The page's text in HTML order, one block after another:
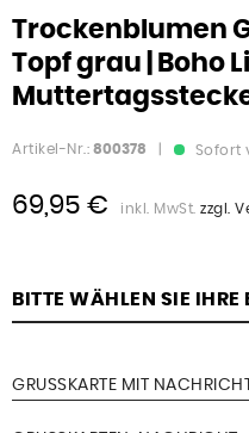
Trockenblumen
Topf grau | Boho
Artikel-Nr.: 800378 Sofort
69,95 € inkl. MwSt. zzgl.
BITTE WÄHLEN SIE IHRE
GRUSSKARTE MIT